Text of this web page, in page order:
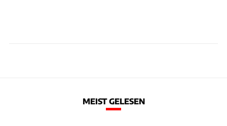
MEIST GELESEN